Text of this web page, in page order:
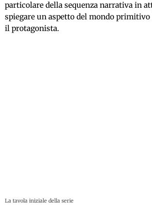
particolare della sequenza narrativa in
spiegare un aspetto del mondo
il protagonista.
La tavola iniziale della serie